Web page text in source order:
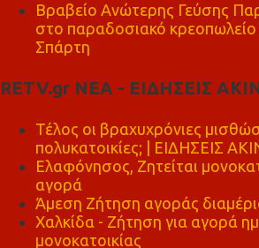
Βραβείο Ανώτερης Γεύσης
στο παραδοσιακό
Σπάρτη
RETV.gr ΝΕΑ - ΕΙΔΗΣΕΙΣ
Τέλος οι βραχυχρόνιες
πολυκατοικίες; | ΕΙΔΗΣΕΙΣ
Ελαφόνησος, Ζητείται
αγορά
Άμεση Ζήτηση αγοράς
Χαλκίδα - Ζήτηση για αγορά
μονοκατοικίας